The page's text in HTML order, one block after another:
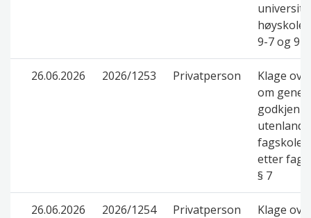
9-7 og 9-8
26.06.2026 2026/1253 Privatperson
Klage
om
etter
§ 7
26.06.2026 2026/1254 Privatperson
Klage